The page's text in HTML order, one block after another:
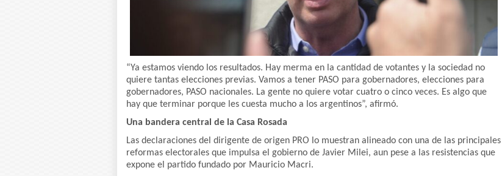
“Ya estamos viendo los resultados. Hay merma en la cantidad de votantes y la sociedad no
quiere tantas elecciones previas. Vamos a tener PASO para gobernadores, elecciones para
gobernadores, PASO nacionales. La gente no quiere votar cuatro o cinco veces. Es algo que
hay que terminar porque les cuesta mucho a los argentinos”, afirmó.
Una bandera central de la Casa Rosada
Las declaraciones del dirigente de origen PRO lo muestran alineado con una de las principales
reformas electorales que impulsa el gobierno de Javier Milei, aun pese a las resistencias que
expone el partido fundado por Mauricio Macri.